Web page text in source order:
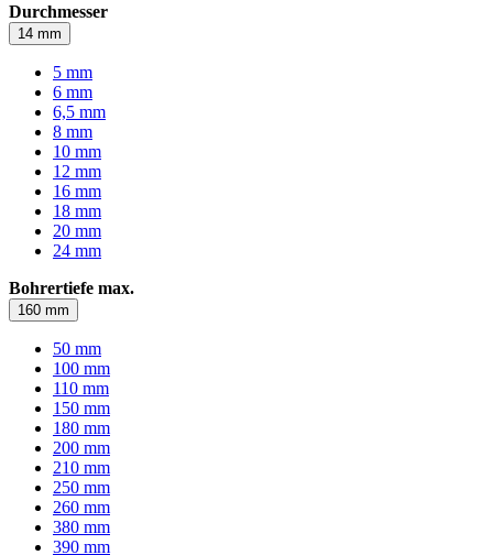
Durchmesser
14 mm
5 mm
6 mm
6,5 mm
8 mm
10 mm
12 mm
16 mm
18 mm
20 mm
24 mm
Bohrertiefe max.
160 mm
50 mm
100 mm
110 mm
150 mm
180 mm
200 mm
210 mm
250 mm
260 mm
380 mm
390 mm